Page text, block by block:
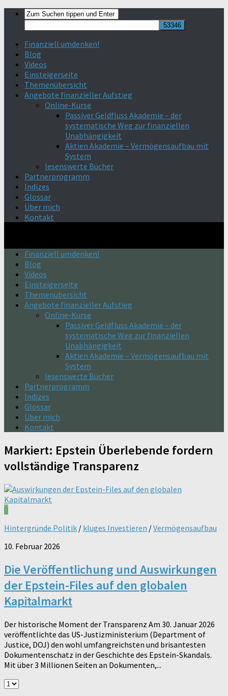
Finanziell umdenken!
Blog
Videos
Einsteigerseite
Themenübersicht
Angebote finanzieller Aufstieg
Online-Kurse
Passiver Geldfluss Akademie – der
systematische Weg zur finanziellen
Unabhängigkeit
Aktien Akademie – Vermögensaufbau mit
System
lesenswerte Bücher
Partnerprogramm
Indizes
Glossar
Über mich
Kontakt
Finanziell umdenken!
Blog
Videos
Einsteigerseite
Themenübersicht
Angebote finanzieller Aufstieg
Online-Kurse
Passiver Geldfluss Akademie – der
systematische Weg zur finanziellen
Unabhängigkeit
Aktien Akademie – Vermögensaufbau mit
System
lesenswerte Bücher
Partnerprogramm
Indizes
Glossar
Über mich
Kontakt
Markiert: Epstein Überlebende fordern
vollständige Transparenz
0
Hintergründe Politik / kluges Investieren /Vermögensaufbau
10. Februar 2026
Die Veröffentlichung und Auswirkungen
der Epstein-Files auf den globalen
Kapitalmarkt
Der historische Moment der Transparenz Am 30. Januar 2026
veröffentlichte das US-Justizministerium (Department of
Justice, DOJ) den wohl umfangreichsten und brisantesten
Dokumentenschatz in der Geschichte des Epstein-Skandals.
Mit über 3 Millionen Seiten an Dokumenten,...